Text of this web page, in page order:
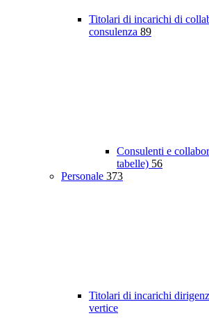
Titolari di incarichi di
consulenza 89
Consulenti e
tabelle) 56
Personale 373
Titolari di incarichi
vertice